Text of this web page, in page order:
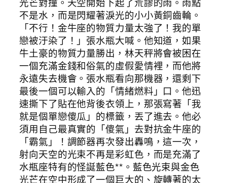
光芒對撞。天空開始下起了荒謬的雨。雨點
不是水，而是閃耀著淚光的小小黃銅齒輪。
「不行！金牛座的物質力量太強了！我的單
戀被汙染了！」張水瓶大喊。他知道，如果
牛土豪的物質力量勝出，林天秤將會被困在
一個充滿金錢和俗氣的虛假愛情裡，而他將
永遠失去機會。張水瓶看向那機器，還剩下
最後一個可以輸入的「情緒燃料」口。他迅
速撕下了貼在他背後衣領上，那張寫著「我
就是個單戀傻瓜」的標籤，丟了進去。他必
須用自己最真實的「傻氣」去對抗金牛座的
「霸氣」！調節器再次發出轟鳴，這一次，
射向天空的光束不再是彩虹色，而是充滿了
水瓶座特有的怪誕藍色**。藍色光束與金色
光芒在空中形成了一個巨大的、旋轉著的太